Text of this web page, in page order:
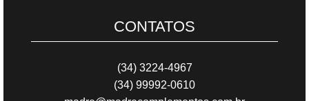
CONTATOS
(34) 3224-4967
(34) 99992-0610